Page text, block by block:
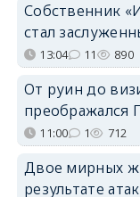
Собственник
стал
13:04 11 890
От руин до
преображался
11:00 1 712
Двое мирных
результате